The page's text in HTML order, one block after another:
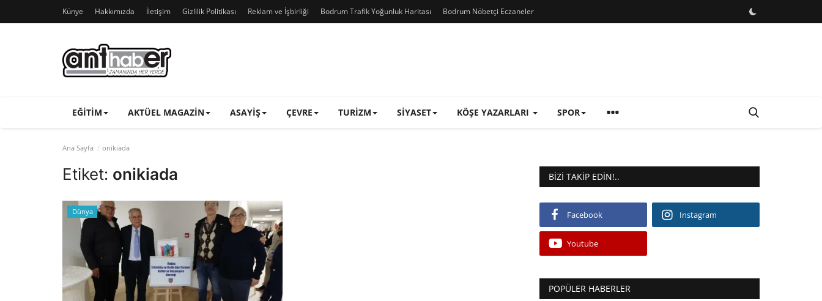
Künye Hakkımızda İletişim Gizlilik Politikası Reklam ve İşbirliği Bodrum Trafik Yoğunluk Haritası Bodrum Nöbetçi Eczaneler
EĞITIM AKTÜEL MAGAZIN ASAYIŞ ÇEVRE TURIZM SIYASET KÖŞE YAZARLARI SPOR
Ana Sayfa onikiada
Etiket: onikiada
Dünya
BIZI TAKIP EDIN!..
Facebook Instagram
Youtube
POPÜLER HABERLER